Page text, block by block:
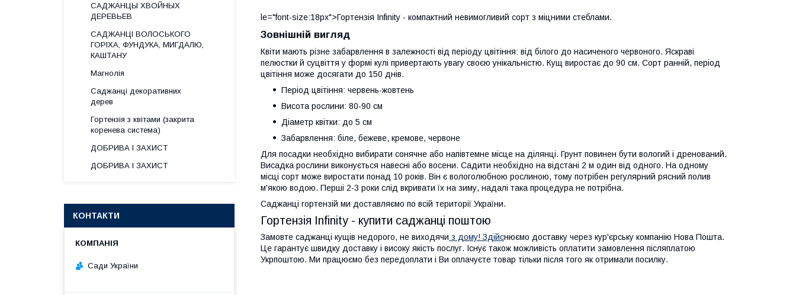
le="font-size:18px">Гортензія Infinity - компактний невимогливий сорт з міцними стеблами.
Зовнішній вигляд
Квіти мають різне забарвлення в залежності від періоду цвітіння: від білого до насиченого червоного. Яскраві
пелюстки й суцвіття у формі кулі привертають увагу своєю унікальністю. Кущ виростає до 90 см. Сорт ранній, період
цвітіння може досягати до 150 днів.
Період цвітіння: червень-жовтень
Висота рослини: 80-90 см
Діаметр квітки: до 5 см
Забарвлення: біле, бежеве, кремове, червоне
Для посадки необхідно вибирати сонячне або напівтемне місце на ділянці. Грунт повинен бути вологий і дренований.
Висадка рослини виконується навесні або восени. Садити необхідно на відстані 2 м один від одного. На одному
місці сорт може виростати понад 10 років. Він є вологолюбною рослиною, тому потрібен регулярний рясний полив
м'якою водою. Перші 2-3 роки слід вкривати їх на зиму, надалі така процедура не потрібна.
Саджанці гортензій ми доставляємо по всій території України.
Гортензія Infinity - купити саджанці поштою
Замовте саджанці кущів недорого, не виходячи з дому! Здійснюємо доставку через кур'єрську компанію Нова Пошта.
Це гарантує швидку доставку і високу якість послуг. Існує також можливість оплатити замовлення післяплатою
Укрпоштою. Ми працюємо без передоплати і Ви оплачуєте товар тільки після того як отримали посилку.
САДЖАНЦЫ ХВОЙНЫХ
ДЕРЕВЬЕВ
САДЖАНЦІ ВОЛОСЬКОГО
ГОРІХА, ФУНДУКА, МИГДАЛЮ,
КАШТАНУ
Магнолія
Саджанці декоративних
дерев
Гортензія з квітами (закрита
коренева система)
ДОБРИВА І ЗАХИСТ
ДОБРИВА І ЗАХИСТ
КОНТАКТИ
Сади України